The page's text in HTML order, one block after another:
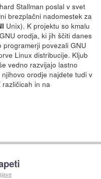
Stallman poslal v svet
brezplačni nadomestek za
Unix). K projektu so kmalu
orodja, ki jih ščiti danes
programerji povezali GNU
Linux distribucije. Kljub
vedno razvijajo lastno
orodje najdete tudi v
in na